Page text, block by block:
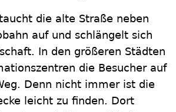
die alte Straße neben
auf und schlängelt sich
In den größeren Städten
die Besucher auf
Denn nicht immer ist die
leicht zu finden. Dort